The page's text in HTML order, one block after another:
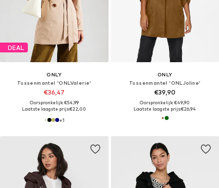
DEAL
ONLY
Tussenmantel 'ONLValerie'
€36,47
Oorspronkelijk: €54,99
Laatste laagste prijs:€22,00
+1
ONLY
Tussenmantel 'ONLJoline'
€39,90
Oorspronkelijk: €49,90
Laatste laagste prijs:€26,94